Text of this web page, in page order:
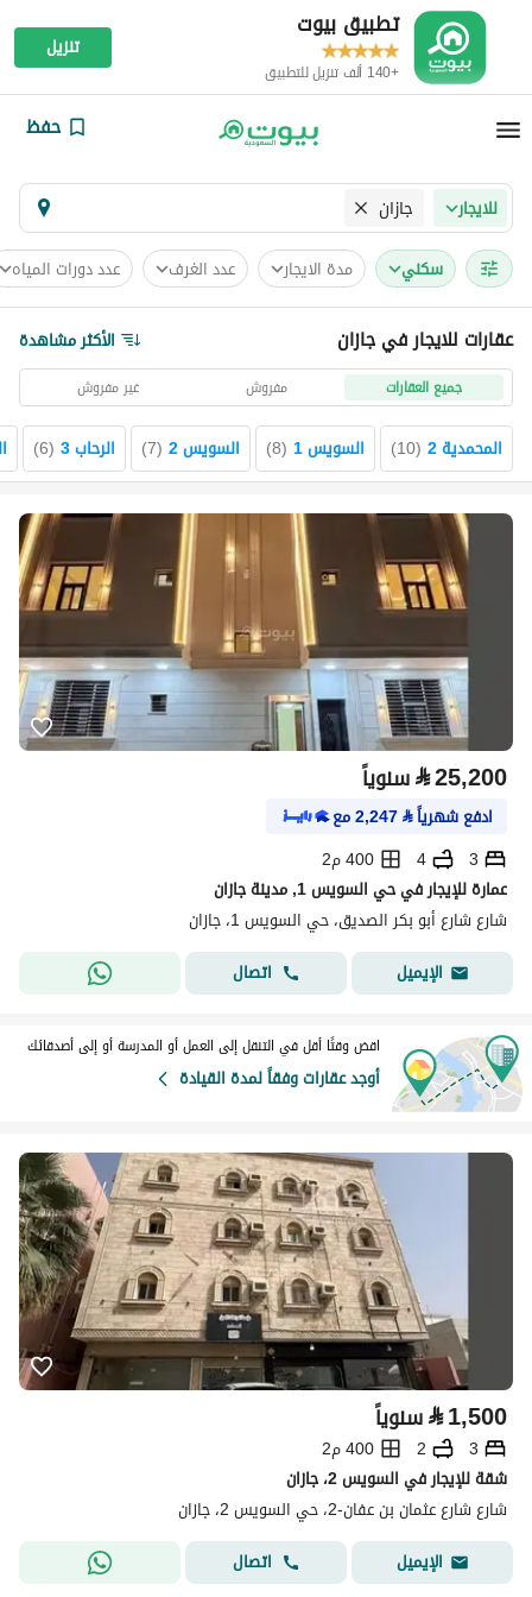
تطبيق بيوت
+140 ألف تنزيل للتطبيق
تنزيل
حفظ
للايجار جازان
سكني مدة الايجار عدد الغرف عدد دورات المياه
عقارات للايجار في جازان الأكثر مشاهدة
جميع العقارات مفروش غير مفروش
المحمدية 2 (
10
) السويس 1 (
8
) السويس 2 (
7
) الرحاب 3 (
6
)
⃁25,200 سنوياً
ادفع شهرياً⃁
2,247مع
3
4
400 م2
عمارة للإيجار في حي السويس 1, مدينة جازان
شارع شارع أبو بكر الصديق، حي السويس 1، جازان
الإيميل
اتصال
اقض وقتًا أقل في التنقل إلى العمل أو المدرسة أو إلى أصدقائك
أوجد عقارات وفقاً لمدة القيادة
⃁1,500 سنوياً
3
2
400 م2
شقة للإيجار في السويس 2، جازان
شارع شارع عثمان بن عفان-2، حي السويس 2، جازان
الإيميل
اتصال